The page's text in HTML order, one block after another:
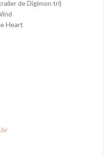
de Digimon tri)
Heart